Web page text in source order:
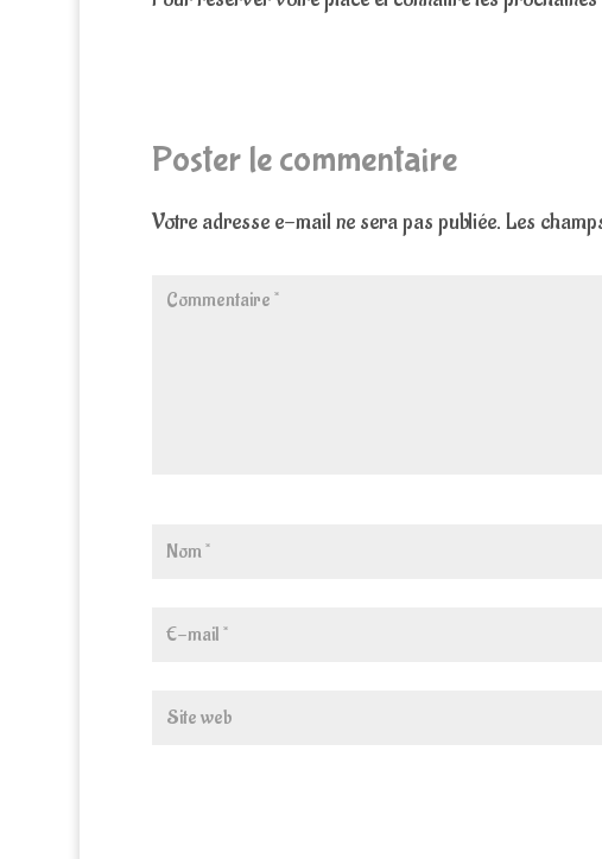
Poster le commentaire
Votre adresse e-mail ne sera pas publiée. Les